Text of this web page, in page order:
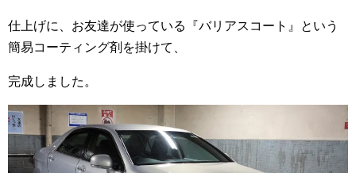
仕上げに、お友達が使っている『バリアスコート』という
簡易コーティング剤を掛けて、
完成しました。